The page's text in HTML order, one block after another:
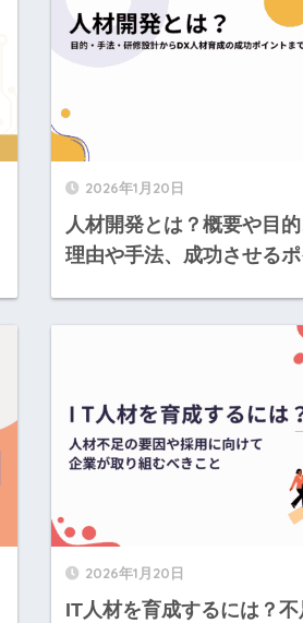
2026年1月20日
人材開発とは？概要や目
理由や手法、成功させる
2026年1月20日
IT人材を育成するには？